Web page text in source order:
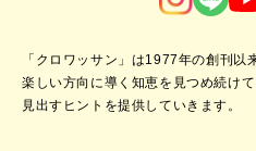
「クロワッサン」は1977年の創刊以
楽しい方向に導く知恵を見つめ続け
見出すヒントを提供していきます。